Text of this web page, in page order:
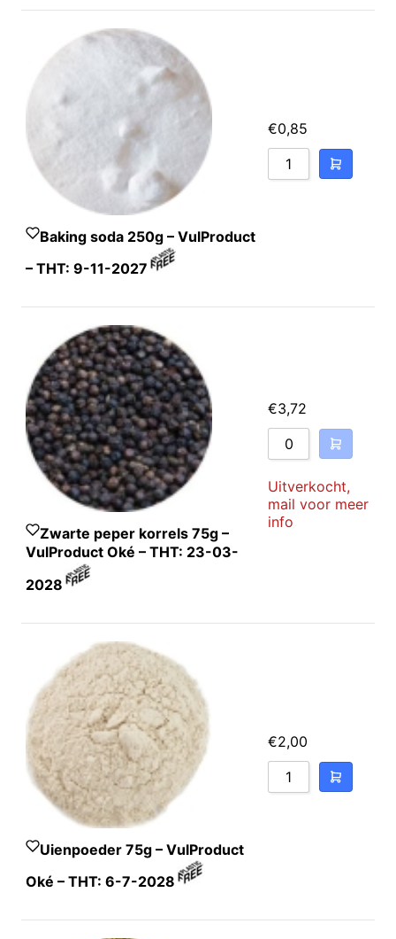
Baking soda 250g – VulProduct
– THT: 9-11-2027
€0,85
Zwarte peper korrels 75g –
VulProduct Oké – THT: 23-03-
2028
€3,72
Uitverkocht,
mail voor meer
info
Uienpoeder 75g – VulProduct
Oké – THT: 6-7-2028
€2,00